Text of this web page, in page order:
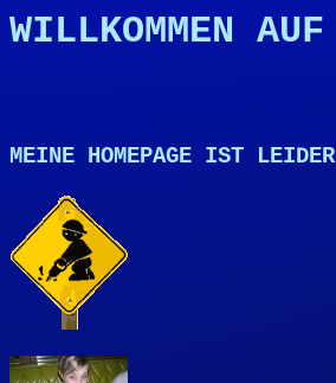
WILLKOMMEN
MEINE HOMEPAGE IST